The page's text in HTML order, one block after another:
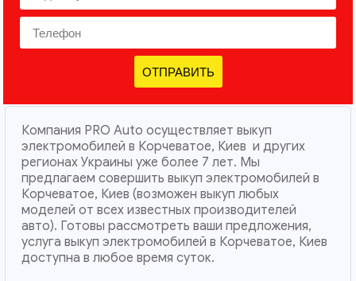
ОТПРАВИТЬ
Компания PRO Auto осуществляет выкуп
электромобилей в Корчеватое, Киев и других
регионах Украины уже более 7 лет. Мы
предлагаем совершить выкуп электромобилей в
Корчеватое, Киев (возможен выкуп любых
моделей от всех известных производителей
авто). Готовы рассмотреть ваши предложения,
услуга выкуп электромобилей в Корчеватое, Киев
доступна в любое время суток.